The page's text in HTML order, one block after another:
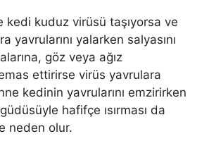
kedi kuduz virüsü taşıyorsa ve
yavrularını yalarken salyasını
göz veya ağız
ettirirse virüs yavrulara
kedinin yavrularını emzirirken
hafifçe ısırması da
neden olur.